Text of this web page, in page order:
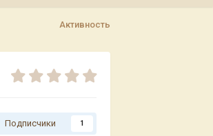
Активность
Подписчики 1